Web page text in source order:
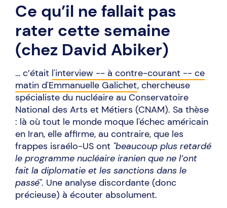
Ce qu’il ne fallait pas
rater cette semaine
(chez David Abiker)
… c’était l'interview -- à contre-courant -- ce
matin d'Emmanuelle Galichet, chercheuse
spécialiste du nucléaire au Conservatoire
National des Arts et Métiers (CNAM). Sa thèse
: là où tout le monde moque l'échec américain
en Iran, elle affirme, au contraire, que les
frappes israélo-US ont "beaucoup plus retardé
le programme nucléaire iranien que ne l’ont
fait la diplomatie et les sanctions dans le
passé". Une analyse discordante (donc
précieuse) à écouter absolument.